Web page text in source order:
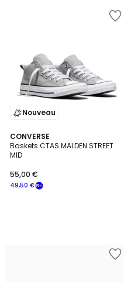
Nouveau
CONVERSE
Baskets CTAS MALDEN STREET
MID
49,50 €
55,00 €